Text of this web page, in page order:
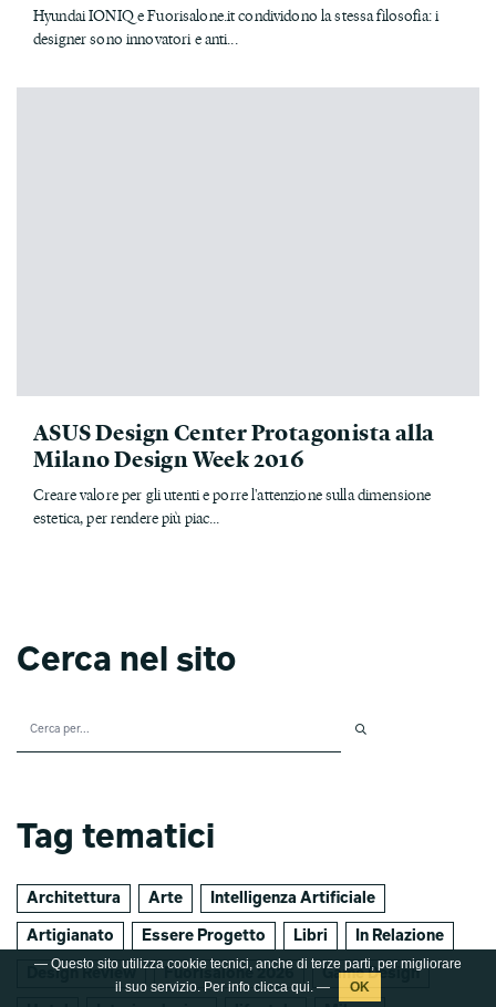
— Questo sito utilizza cookie tecnici, anche di terze parti, per migliorare
il suo servizio. Per info clicca qui. —
Hyundai IONIQ e Fuorisalone.it condividono la stessa filosofia: i
designer sono innovatori e anti...
ASUS Design Center Protagonista alla
Milano Design Week 2016
Creare valore per gli utenti e porre l'attenzione sulla dimensione
estetica, per rendere più piac...
Cerca nel sito
Tag tematici
Architettura Arte Intelligenza Artificiale
Artigianato Essere Progetto Libri In Relazione
Design Review Fuorisalone 2026 Game Design